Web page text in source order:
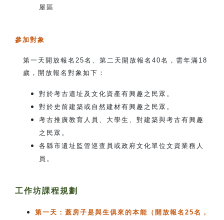
屋區
參加對象
第一天開放報名25名、第二天開放報名40名，需年滿18
歲，開放報名對象如下：
對於考古遺址及文化資產有興趣之民眾。
對於史前建築或自然建材有興趣之民眾。
考古推廣教育人員、大學生、對建築與考古有興趣
之民眾。
各縣市遺址監管巡查員或政府文化單位文資業務人
員。
工作坊課程規劃
第一天：蓋房子是與生俱來的本能（開放報名25名，